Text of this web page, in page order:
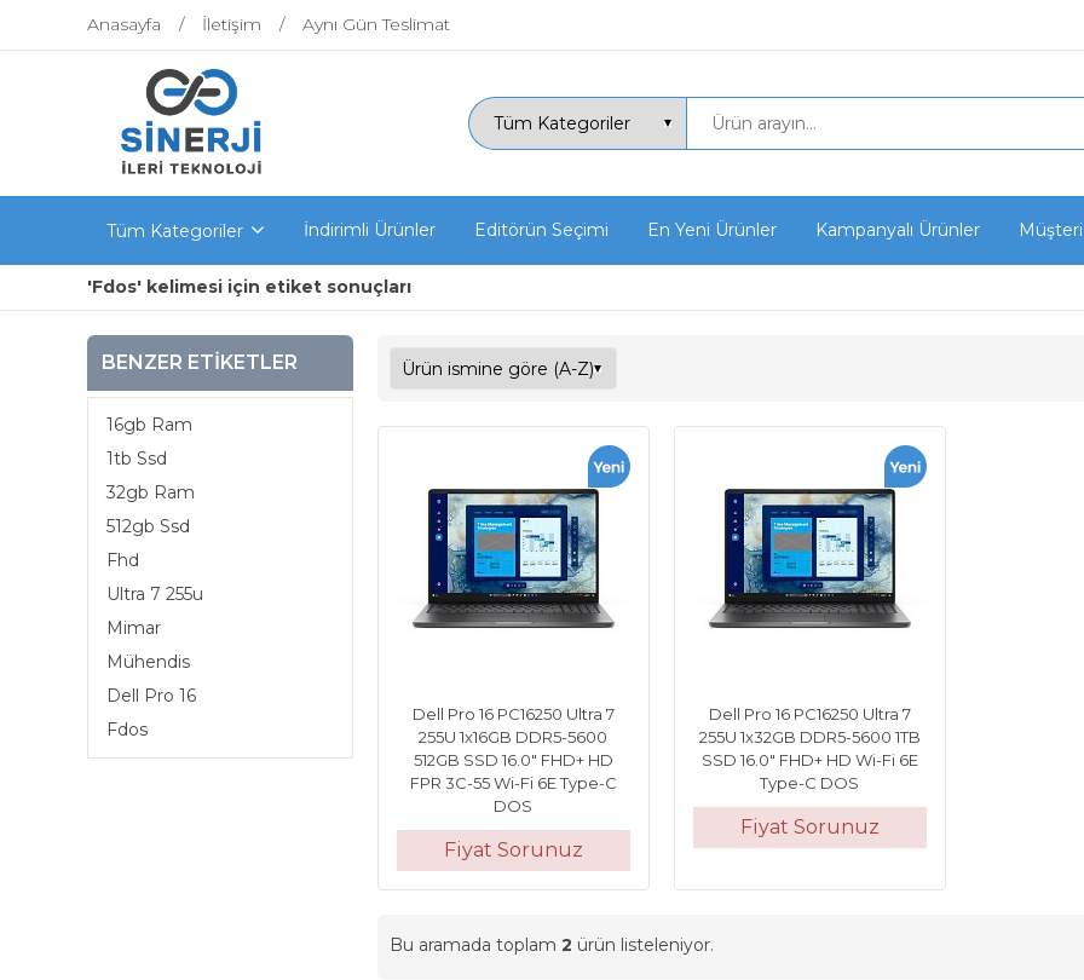
Anasayfa İletişim Aynı Gün Teslimat
Tüm Kategoriler İndirimli Ürünler Editörün Seçimi En Yeni Ürünler Kampanyalı Ürünler
'Fdos' kelimesi için etiket sonuçları
BENZER ETIKETLER
16gb Ram
1tb Ssd
32gb Ram
512gb Ssd
Fhd
Ultra 7 255u
Mimar
Mühendis
Dell Pro 16
Fdos
Dell Pro 16 PC16250 Ultra 7
255U 1x16GB DDR5-5600
512GB SSD 16.0" FHD+ HD
FPR 3C-55 Wi-Fi 6E Type-C
DOS
Fiyat Sorunuz
Dell Pro 16 PC16250 Ultra 7
255U 1x32GB DDR5-5600 1TB
SSD 16.0" FHD+ HD Wi-Fi 6E
Type-C DOS
Fiyat Sorunuz
Bu aramada toplam 2 ürün listeleniyor.